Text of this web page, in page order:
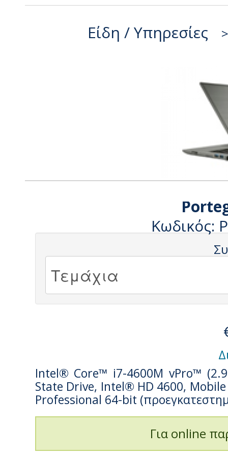
Είδη / Υπηρεσίες
Κωδικός:
Intel® Core™ i7-4600M vPro™
State Drive, Intel® HD 4600,
Professional 64-bit
Για online